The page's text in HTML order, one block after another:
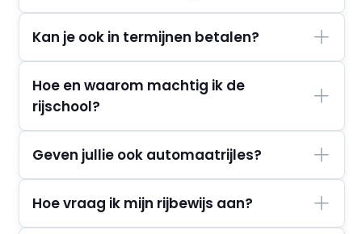
Kan je ook in termijnen betalen?
Hoe en waarom machtig ik de
rijschool?
Geven jullie ook automaatrijles?
Hoe vraag ik mijn rijbewijs aan?